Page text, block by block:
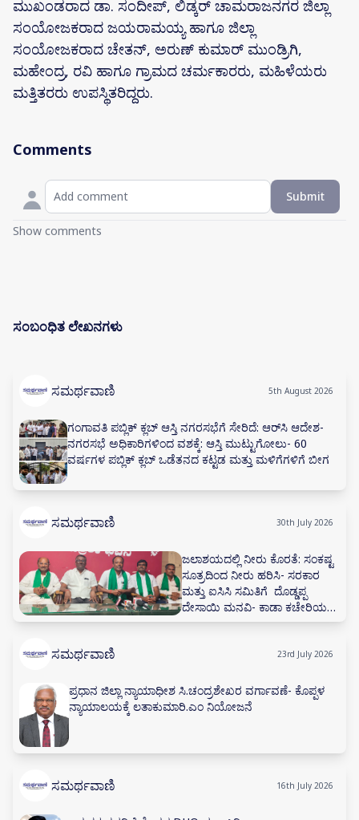
ಮುಖಂಡರಾದ ಡಾ. ಸಂದೀಪ್, ಲಿಡ್ಕರ್ ಚಾಮರಾಜನಗರ ಜಿಲ್ಲಾ
ಸಂಯೋಜಕರಾದ ಜಯರಾಮಯ್ಯ ಹಾಗೂ ಜಿಲ್ಲಾ
ಸಂಯೋಜಕರಾದ ಚೇತನ್, ಅರುಣ್ ಕುಮಾರ್ ಮುಂಡ್ರಿಗಿ,
ಮಹೇಂದ್ರ, ರವಿ ಹಾಗೂ ಗ್ರಾಮದ ಚರ್ಮಕಾರರು, ಮಹಿಳೆಯರು
ಮತ್ತಿತರರು ಉಪಸ್ಥಿತರಿದ್ದರು.
Comments
Submit
Show comments
ಸಂಬಂಧಿತ ಲೇಖನಗಳು
ಸಮರ್ಥವಾಣಿ 5th August 2026
ಗಂಗಾವತಿ ಪಬ್ಲಿಕ್ ಕ್ಲಬ್ ಆಸ್ತಿ ನಗರಸಭೆಗೆ ಸೇರಿದೆ: ಆರ್‌ಸಿ ಆದೇಶ-
ನಗರಸಭೆ ಅಧಿಕಾರಿಗಳಿಂದ ವಶಕ್ಕೆ: ಆಸ್ತಿ ಮುಟ್ಟುಗೋಲು- 60
ವರ್ಷಗಳ ಪಬ್ಲಿಕ್ ಕ್ಲಬ್ ಒಡೆತನದ ಕಟ್ಟಡ ಮತ್ತು ಮಳಿಗೆಗಳಿಗೆ ಬೀಗ
ಸಮರ್ಥವಾಣಿ 30th July 2026
ಜಲಾಶಯದಲ್ಲಿ ನೀರು ಕೊರತೆ: ಸಂಕಷ್ಟ
ಸೂತ್ರದಿಂದ ನೀರು ಹರಿಸಿ- ಸರಕಾರ
ಮತ್ತು ಐಸಿಸಿ ಸಮಿತಿಗೆ ದೊಡ್ಡಪ್ಪ
ದೇಸಾಯಿ ಮನವಿ- ಕಾಡಾ ಕಚೇರಿಯಲ್ಲಿ
ನೀರಾವರಿ ಸಲಹಾ ಸಮಿತಿ ಸಭೆ ನಡೆಸಲು
ಸಮರ್ಥವಾಣಿ 23rd July 2026
ಪ್ರಧಾನ ಜಿಲ್ಲಾ ನ್ಯಾಯಾಧೀಶ ಸಿ.ಚಂದ್ರಶೇಖರ ವರ್ಗಾವಣೆ- ಕೊಪ್ಪಳ
ನ್ಯಾಯಾಲಯಕ್ಕೆ ಲತಾಕುಮಾರಿ.ಎಂ ನಿಯೋಜನೆ
ಸಮರ್ಥವಾಣಿ 16th July 2026